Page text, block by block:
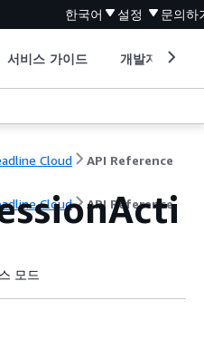
한국어 설정 문의하
서비스 가이드 개발자 도구
Cloud API Reference
Cloud API Reference
모드